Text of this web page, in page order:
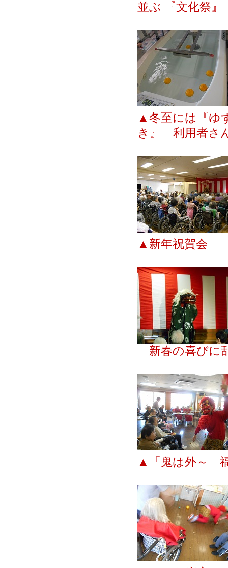
並ぶ 『文化祭』
▲ 冬至には『
き』 利用者さ
▲ 新年祝賀会
新春の喜びに
▲「鬼は外～